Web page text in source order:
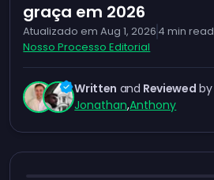
graça em 2026
Atualizado em Aug 1, 2026 4 min read
Nosso Processo Editorial
Written and Reviewed by
Jonathan,Anthony